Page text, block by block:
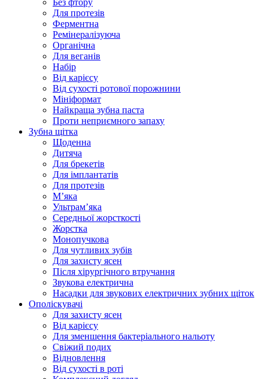
Без фтору
Для протезів
Ферментна
Ремінералізуюча
Органічна
Для веганів
Набір
Від карієсу
Від сухості ротової порожнини
Мініформат
Найкраща зубна паста
Проти неприємного запаху
Зубна щітка
Щоденна
Дитяча
Для брекетів
Для імплантатів
Для протезів
Мʼяка
Ультрамʼяка
Середньої жорсткості
Жорстка
Монопучкова
Для чутливих зубів
Для захисту ясен
Після хірургічного втручання
Звукова електрична
Насадки для звукових електричних зубних щіток
Ополіскувачі
Для захисту ясен
Від карієсу
Для зменшення бактеріального нальоту
Свіжий подих
Відновлення
Від сухості в роті